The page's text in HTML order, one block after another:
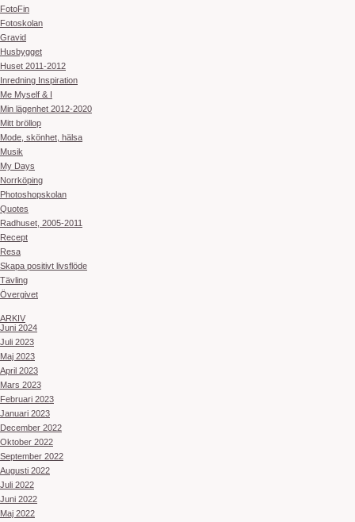
FotoFin
Fotoskolan
Gravid
Husbygget
Huset 2011-2012
Inredning Inspiration
Me Myself & I
Min lägenhet 2012-2020
Mitt bröllop
Mode, skönhet, hälsa
Musik
My Days
Norrköping
Photoshopskolan
Quotes
Radhuset, 2005-2011
Recept
Resa
Skapa positivt livsflöde
Tävling
Övergivet
ARKIV
Juni 2024
Juli 2023
Maj 2023
April 2023
Mars 2023
Februari 2023
Januari 2023
December 2022
Oktober 2022
September 2022
Augusti 2022
Juli 2022
Juni 2022
Maj 2022